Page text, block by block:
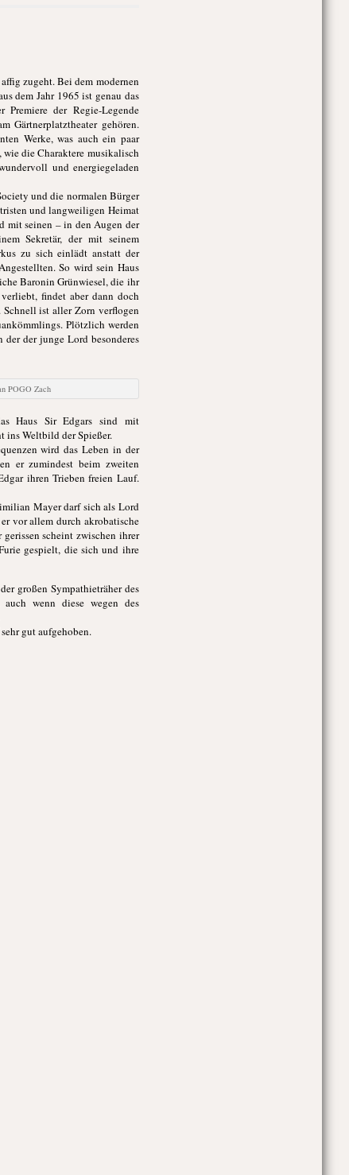
zugeht. Bei dem modernen
dem Jahr 1965 ist genau das
der Regie-Legende
Gärtnerplatztheater gehören.
Werke, was auch ein paar
wie die Charaktere musikalisch
und energiegeladen
und die normalen Bürger
und langweiligen Heimat
mit seinen – in den Augen der
Sekretär, der mit seinem
zu sich einlädt anstatt der
So wird sein Haus
Baronin Grünwiesel, die ihr
findet aber dann doch
Schnell ist aller Zorn verflogen
Plötzlich werden
der der junge Lord besonderes
POGO Zach
Haus Sir Edgars sind mit
ins Weltbild der Spießer.
wird das Leben in der
er zumindest beim zweiten
ihren Trieben freien Lauf.
Mayer darf sich als Lord
vor allem durch akrobatische
scheint zwischen ihrer
gespielt, die sich und ihre
großen Sympathieträher des
wenn diese wegen des
gut aufgehoben.